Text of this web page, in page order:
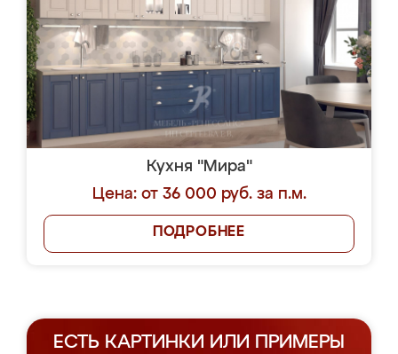
Кухня "Мира"
Цена: от 36 000 руб. за п.м.
ПОДРОБНЕЕ
ЕСТЬ КАРТИНКИ ИЛИ ПРИМЕРЫ